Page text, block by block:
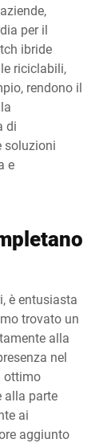
per il
ibride
riciclabili,
rendono il
di
soluzioni
e
è entusiasta
trovato un
alla
nel
ottimo
alla parte
ai
aggiunto